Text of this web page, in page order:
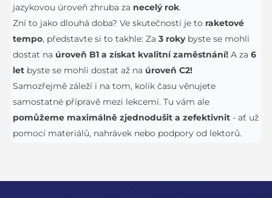
jazykovou úroveň zhruba za necelý rok.
Zní to jako dlouhá doba? Ve skutečnosti je to raketové
tempo, představte si to takhle: Za3 rokybyste se mohli
dostat na úroveň B1 a získat kvalitní zaměstnání! A za6
let byste se mohli dostat až na úroveň C2!
Samozřejmě záleží i na tom, kolik času věnujete
samostatné přípravě mezi lekcemi. Tu vám ale
pomůžeme maximálně zjednodušit a zefektivnit - ať už
pomocí materiálů, nahrávek nebo podpory od lektorů.